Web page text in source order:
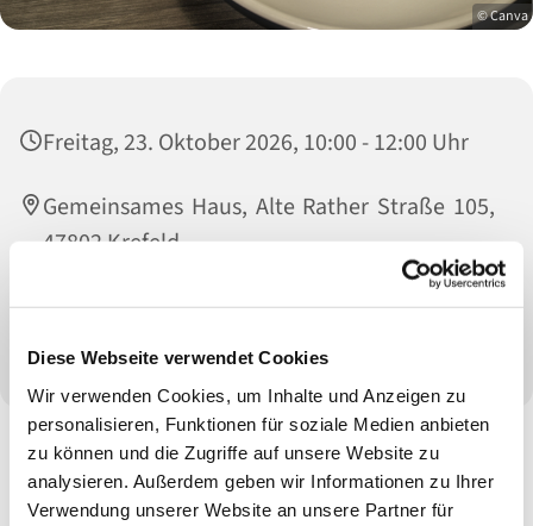
Diese Webseite verwendet Cookies
Wir verwenden Cookies, um Inhalte und Anzeigen zu
personalisieren, Funktionen für soziale Medien anbieten
zu können und die Zugriffe auf unsere Website zu
analysieren. Außerdem geben wir Informationen zu Ihrer
Verwendung unserer Website an unsere Partner für
© Canva
Freitag, 23. Oktober 2026, 10:00 - 12:00 Uhr
Gemeinsames Haus, Alte Rather Straße 105,
47802 Krefeld
Brigitte Gyszas (02151 476811) und Uschi
Minkley (02151 476911)